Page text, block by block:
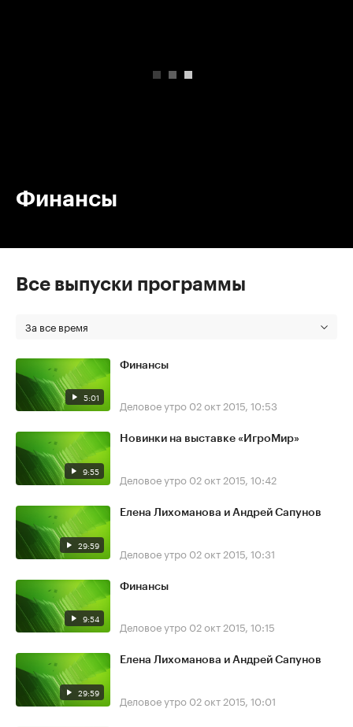
Финансы
Все выпуски программы
За все время
5:01
Финансы
Деловое утро 02 окт 2015, 10:53
9:55
Новинки на выставке «ИгроМир»
Деловое утро 02 окт 2015, 10:42
29:59
Елена Лихоманова и Андрей Сапунов
Деловое утро 02 окт 2015, 10:31
9:54
Финансы
Деловое утро 02 окт 2015, 10:15
29:59
Елена Лихоманова и Андрей Сапунов
Деловое утро 02 окт 2015, 10:01